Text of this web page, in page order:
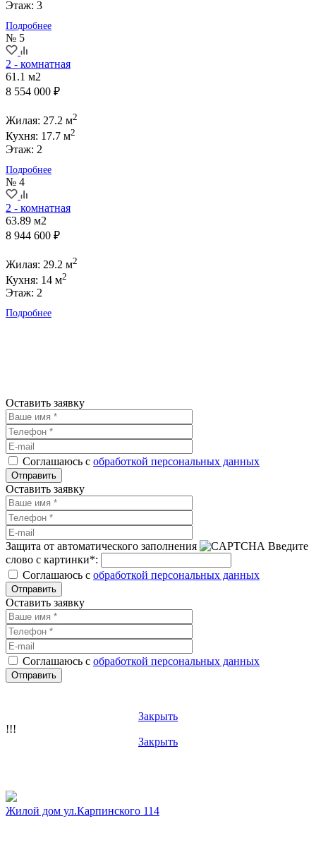
Этаж: 3
Подробнее
№ 5
2 - комнатная
61.1 м2
8 554 000 ₽
Жилая: 27.2 м2
Кухня: 17.7 м2
Этаж: 2
Подробнее
№ 4
2 - комнатная
63.89 м2
8 944 600 ₽
Жилая: 29.2 м2
Кухня: 14 м2
Этаж: 2
Подробнее
Оставить заявку
Соглашаюсь с обработкой персональных данных
Оставить заявку
Защита от автоматического заполнения
Введите
слово с картинки*:
Соглашаюсь с обработкой персональных данных
Оставить заявку
Соглашаюсь с обработкой персональных данных
Закрыть
!!!
Закрыть
Жилой дом ул.Карпинского 114